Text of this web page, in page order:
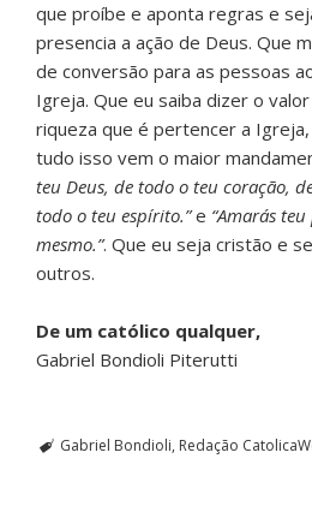
que proíbe e aponta regras e
presencia a ação de Deus. Que
de conversão para as pessoas
Igreja. Que eu saiba dizer o
riqueza que é pertencer a
tudo isso vem o maior
teu Deus, de todo o teu coração,
todo o teu espírito.”e “Amarás
mesmo.”. Que eu seja cristão e
outros.
De um católico qualquer,
Gabriel Bondioli Piterutti
Gabriel Bondioli Redação